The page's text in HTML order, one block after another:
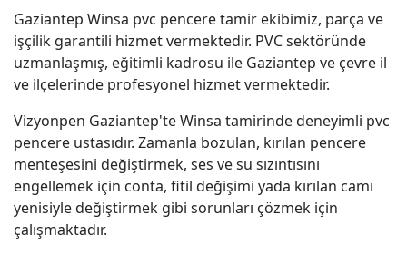
Gaziantep Winsa pvc pencere tamir ekibimiz, parça ve
işçilik garantili hizmet vermektedir. PVC sektöründe
uzmanlaşmış, eğitimli kadrosu ile Gaziantep ve çevre il
ve ilçelerinde profesyonel hizmet vermektedir.
Vizyonpen Gaziantep'te Winsa tamirinde deneyimli pvc
pencere ustasıdır. Zamanla bozulan, kırılan pencere
menteşesini değiştirmek, ses ve su sızıntısını
engellemek için conta, fitil değişimi yada kırılan camı
yenisiyle değiştirmek gibi sorunları çözmek için
çalışmaktadır.